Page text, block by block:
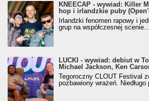
KNEECAP - wywiad: Killer
hop i irlandzkie puby
Irlandzki fenomen rapowy i
grup na współczesnej
LUCKI - wywiad: debiut w
Michael Jackson, Ken
Tegoroczny CLOUT Festival
pozbawiony wrażeń. Niedługo